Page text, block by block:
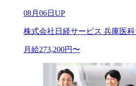
08月06日UP
株式会社日経サービス 兵庫医科
月給273,200円〜